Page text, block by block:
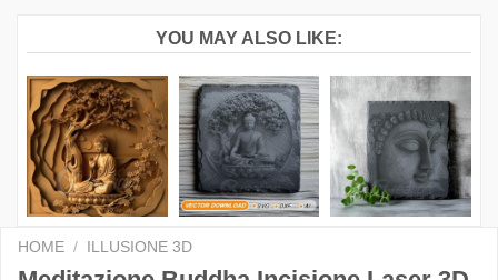
YOU MAY ALSO LIKE:
HOME / ILLUSIONE 3D